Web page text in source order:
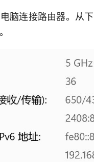
脑连接路由器。从